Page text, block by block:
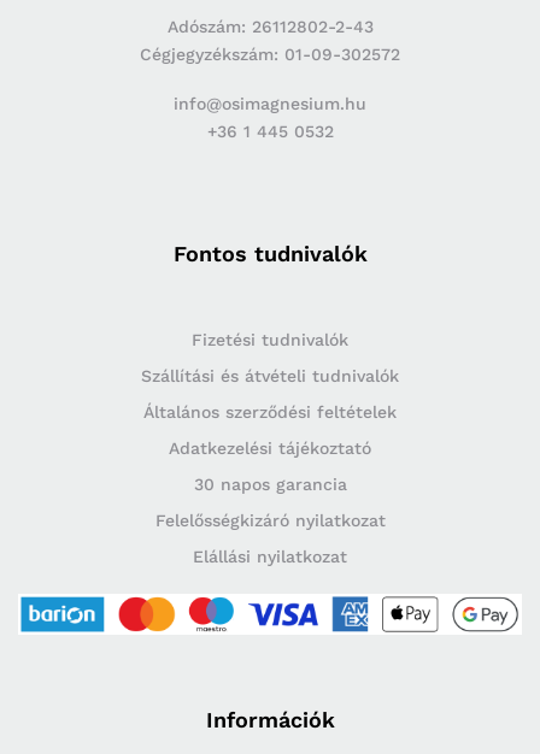
Adószám: 26112802-2-43
Cégjegyzékszám: 01-09-302572
info@osimagnesium.hu
+36 1 445 0532
Fontos tudnivalók
Fizetési tudnivalók
Szállítási és átvételi tudnivalók
Általános szerződési feltételek
Adatkezelési tájékoztató
30 napos garancia
Felelősségkizáró nyilatkozat
Elállási nyilatkozat
Információk